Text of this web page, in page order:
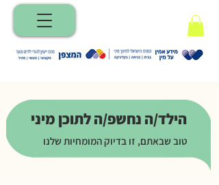
טוב שבאתם, זו בדיוק המומחיות שלנו
הילד/ה נחשפ/ה לתוכן מיני